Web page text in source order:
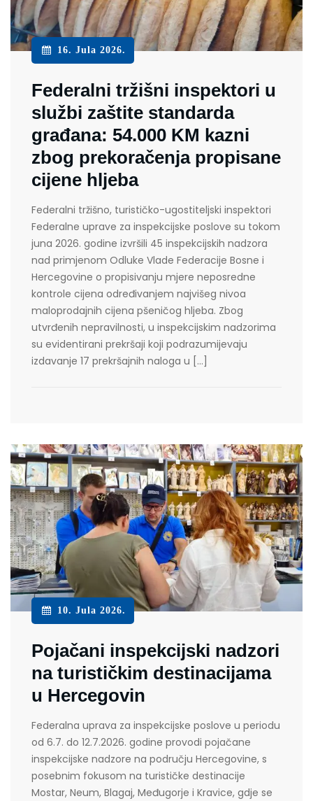
16. Jula 2026.
Federalni tržišni inspektori u
službi zaštite standarda
građana: 54.000 KM kazni
zbog prekoračenja propisane
cijene hljeba
Federalni tržišno, turističko-ugostiteljski inspektori
Federalne uprave za inspekcijske poslove su tokom
juna 2026. godine izvršili 45 inspekcijskih nadzora
nad primjenom Odluke Vlade Federacije Bosne i
Hercegovine o propisivanju mjere neposredne
kontrole cijena određivanjem najvišeg nivoa
maloprodajnih cijena pšeničog hljeba. Zbog
utvrđenih nepravilnosti, u inspekcijskim nadzorima
su evidentirani prekršaji koji podrazumijevaju
izdavanje 17 prekršajnih naloga u […]
10. Jula 2026.
Pojačani inspekcijski nadzori
na turističkim destinacijama
u Hercegovin
Federalna uprava za inspekcijske poslove u periodu
od 6.7. do 12.7.2026. godine provodi pojačane
inspekcijske nadzore na području Hercegovine, s
posebnim fokusom na turističke destinacije
Mostar, Neum, Blagaj, Međugorje i Kravice, gdje se